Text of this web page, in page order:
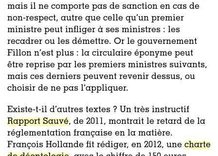
mais il ne comporte pas de sanction en cas de
non-respect, autre que celle qu’un premier
ministre peut infliger à ses ministres : les
recadrer ou les démettre. Or le gouvernement
Fillon n’est plus : la circulaire éponyme peut
être reprise par les premiers ministres suivants,
mais ces derniers peuvent revenir dessus, ou
choisir de ne pas l’appliquer.
Existe-t-il d’autres textes ? Un très instructif
Rapport Sauvé, de 2011, montrait le retard de la
réglementation française en la matière.
François Hollande fit rédiger, en 2012, une charte